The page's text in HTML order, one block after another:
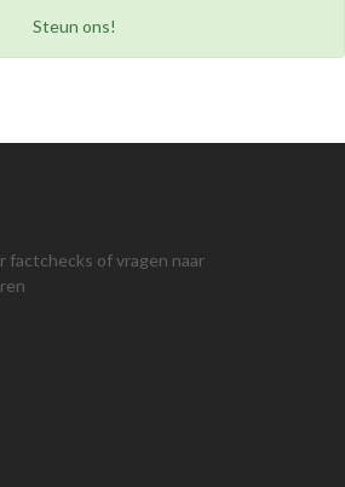
Steun ons!
factchecks of vragen naar